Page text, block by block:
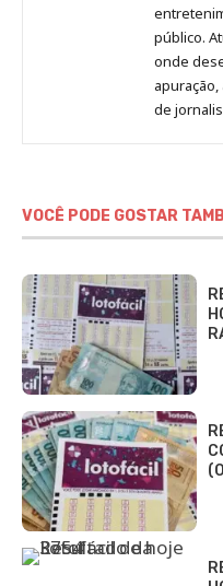
público.
onde
de
VOCÊ PODE GOSTAR